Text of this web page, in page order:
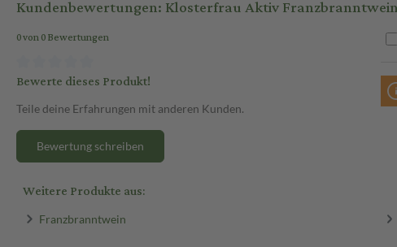
Kundenbewertungen: Klosterfrau Aktiv
0 von 0 Bewertungen
Bewerte dieses Produkt!
Teile deine Erfahrungen mit anderen Kunden.
Bewertung schreiben
Weitere Produkte aus:
Franzbranntwein